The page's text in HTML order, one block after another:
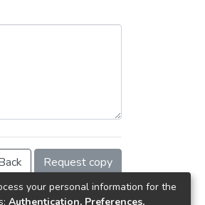
Request copy
your personal information for the
Authentication, Preferences,